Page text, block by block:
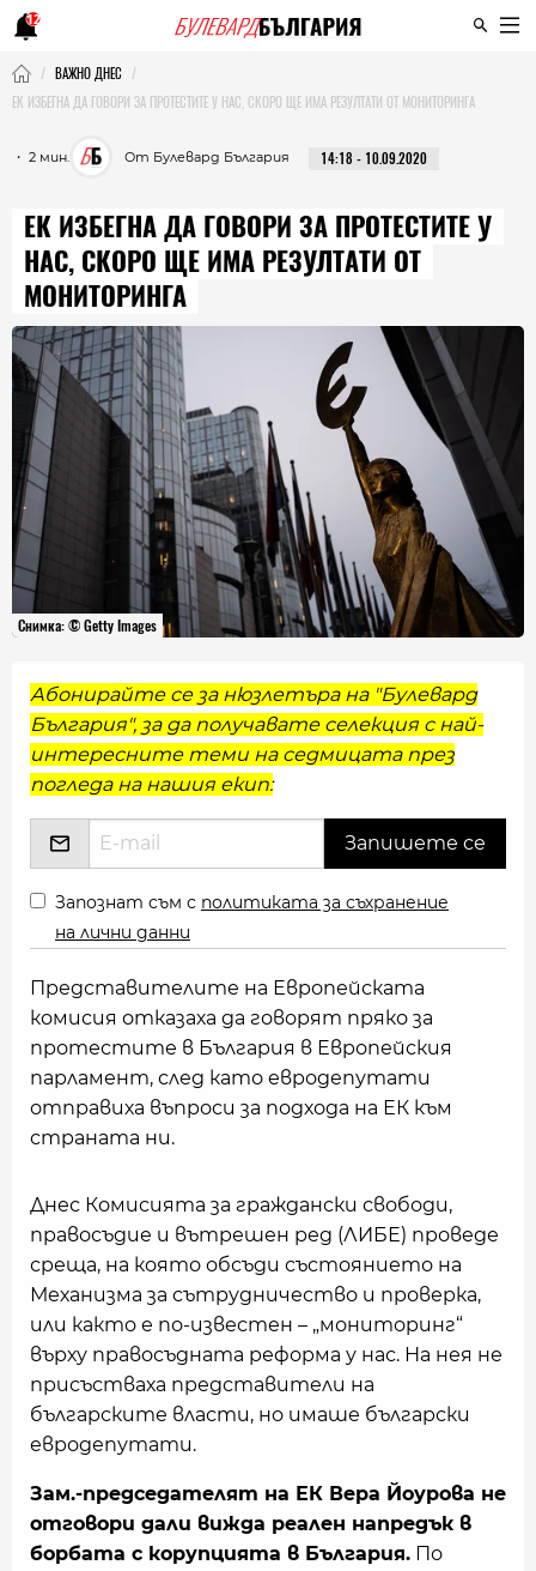
12
ВАЖНО ДНЕС
ЕК ИЗБЕГНА ДА ГОВОРИ ЗА ПРОТЕСТИТЕ У НАС, СКОРО ЩЕ ИМА РЕЗУЛТАТИ ОТ МОНИТОРИНГА
・ 2 мин. От Булевард България 14:18 - 10.09.2020
ЕК ИЗБЕГНА ДА ГОВОРИ ЗА ПРОТЕСТИТЕ У
НАС, СКОРО ЩЕ ИМА РЕЗУЛТАТИ ОТ
МОНИТОРИНГА
Снимка: © Getty Images
Абонирайте се за нюзлетъра на "Булевард
България", за да получавате селекция с най-
интересните теми на седмицата през
погледа на нашия екип:
Запознат съм с политиката за съхранение
на лични данни
Представителите на Европейската
комисия отказаха да говорят пряко за
протестите в България в Европейския
парламент, след като евродепутати
отправиха въпроси за подхода на ЕК към
страната ни.
Днес Комисията за граждански свободи,
правосъдие и вътрешен ред (ЛИБЕ) проведе
среща, на която обсъди състоянието на
Механизма за сътрудничество и проверка,
или както е по-известен – „мониторинг“
върху правосъдната реформа у нас. На нея не
присъстваха представители на
българските власти, но имаше български
евродепутати.
Зам.-председателят на ЕК Вера Йоурова не
отговори дали вижда реален напредък в
борбата с корупцията в България. По